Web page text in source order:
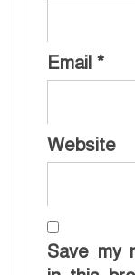
Email *
Website
Save my